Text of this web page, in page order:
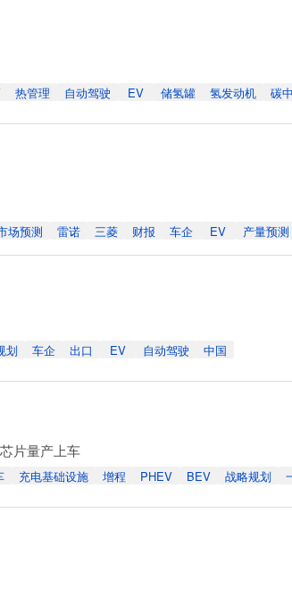
热管理 自动驾驶 EV 储氢罐 氢发动机 碳
场预测 雷诺 三菱 财报 车企 EV 产量预测
划 车企 出口 EV 自动驾驶 中国
片量产上车
充电基础设施 增程 PHEV BEV 战略规划